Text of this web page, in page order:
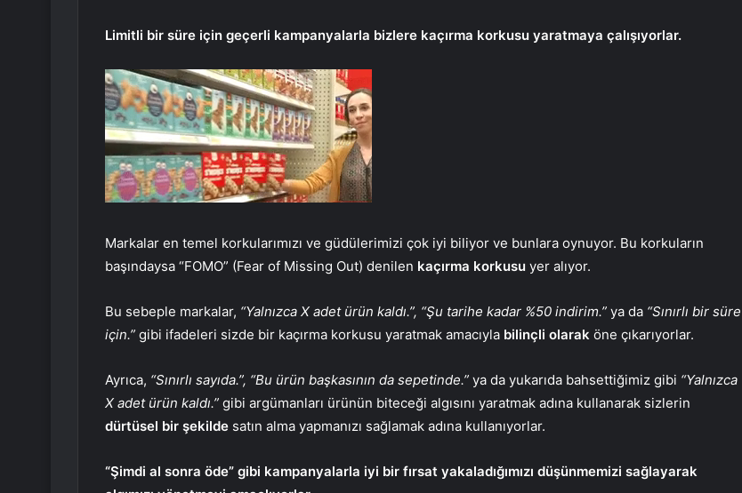
Limitli bir süre için geçerli kampanyalarla bizlere kaçırma korkusu yaratmaya çalışıyorlar.
Markalar en temel korkularımızı ve güdülerimizi çok iyi biliyor ve bunlara oynuyor. Bu korkuların
başındaysa “FOMO” (Fear of Missing Out) denilen kaçırma korkusu yer alıyor.
Bu sebeple markalar, “Yalnızca X adet ürün kaldı.”, “Şu tarihe kadar %50 indirim.” ya da “Sınırlı bir süre
için.” gibi ifadeleri sizde bir kaçırma korkusu yaratmak amacıyla bilinçli olarak öne çıkarıyorlar.
Ayrıca, “Sınırlı sayıda.”, “Bu ürün başkasının da sepetinde.” ya da yukarıda bahsettiğimiz gibi “Yalnızca
X adet ürün kaldı.” gibi argümanları ürünün biteceği algısını yaratmak adına kullanarak sizlerin
dürtüsel bir şekilde satın alma yapmanızı sağlamak adına kullanıyorlar.
“Şimdi al sonra öde” gibi kampanyalarla iyi bir fırsat yakaladığımızı düşünmemizi sağlayarak